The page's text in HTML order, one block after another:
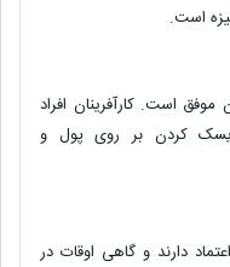
است.
است. کارآفرینان افراد
ریسک کردن بر روی پول و
دارند و گاهی اوقات در